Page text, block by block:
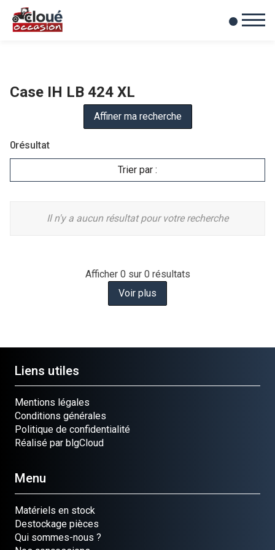
Mes favoris
0
Case IH LB 424 XL
0résultat
Trier par :
Affiner ma recherche
Il n'y a aucun résultat pour votre recherche
Afficher 0 sur 0 résultats
Voir plus
Liens utiles
Mentions légales
Conditions générales
Politique de confidentialité
Réalisé par blgCloud
Menu
Matériels en stock
Destockage pièces
Qui sommes-nous ?